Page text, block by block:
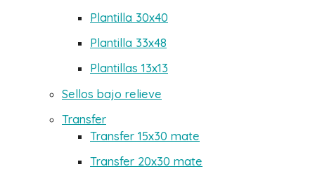
Plantilla 30x40
Plantilla 33x48
Plantillas 13x13
Sellos bajo relieve
Transfer
Transfer 15x30 mate
Transfer 20x30 mate